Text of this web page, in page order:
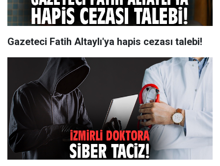
Gazeteci Fatih Altaylı'ya hapis cezası talebi!